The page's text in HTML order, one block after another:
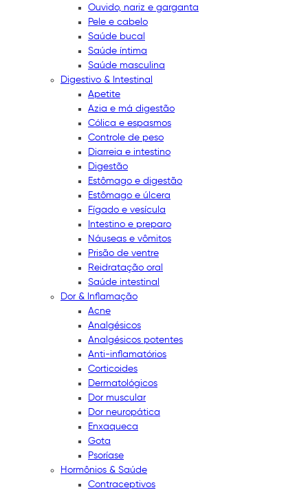
Ouvido, nariz e garganta
Pele e cabelo
Saúde bucal
Saúde íntima
Saúde masculina
Digestivo & Intestinal
Apetite
Azia e má digestão
Cólica e espasmos
Controle de peso
Diarreia e intestino
Digestão
Estômago e digestão
Estômago e úlcera
Fígado e vesícula
Intestino e preparo
Náuseas e vômitos
Prisão de ventre
Reidratação oral
Saúde intestinal
Dor & Inflamação
Acne
Analgésicos
Analgésicos potentes
Anti-inflamatórios
Corticoides
Dermatológicos
Dor muscular
Dor neuropática
Enxaqueca
Gota
Psoríase
Hormônios & Saúde
Contraceptivos